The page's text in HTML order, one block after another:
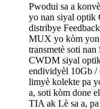
Pwodui sa a
yo nan siyal optik
distribye
MUX yo kòm yon
transmetè soti
CWDM siyal
endividyèl 10Gb /
limyè kolekte pa
a, soti kòm done
TIA ak Lè sa a,